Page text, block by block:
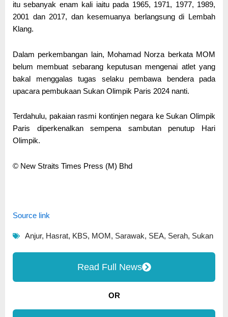
itu sebanyak enam kali iaitu pada 1965, 1971, 1977, 1989,
2001 dan 2017, dan kesemuanya berlangsung di Lembah
Klang.
Dalam perkembangan lain, Mohamad Norza berkata MOM
belum membuat sebarang keputusan mengenai atlet yang
bakal menggalas tugas selaku pembawa bendera pada
upacara pembukaan Sukan Olimpik Paris 2024 nanti.
Terdahulu, pakaian rasmi kontinjen negara ke Sukan Olimpik
Paris diperkenalkan sempena sambutan penutup Hari
Olimpik.
© New Straits Times Press (M) Bhd
Source link
Anjur, Hasrat, KBS, MOM , Sarawak, SEA, Serah, Sukan
Read Full News
OR